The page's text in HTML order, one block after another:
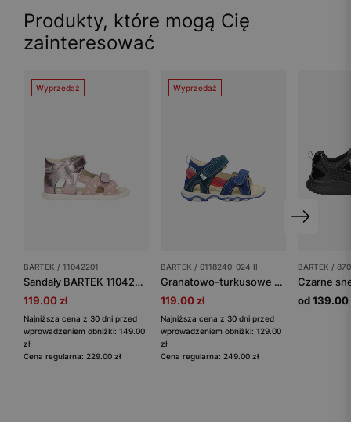
Produkty, które mogą Cię
zainteresować
Wyprzedaż
BARTEK / 11042201
Sandały BARTEK 11042201, dla dziewcząt, różowy
119.00 zł
Najniższa cena z 30 dni przed
wprowadzeniem obniżki: 149.00
zł
Cena regularna: 229.00 zł
Wyprzedaż
BARTEK / 0118240-024 II
Granatowo-turkusowe sandały dziecięce na rzepy z czerwonymi akcentami BARTEK 0118240-024 II
119.00 zł
Najniższa cena z 30 dni przed
wprowadzeniem obniżki: 129.00
zł
Cena regularna: 249.00 zł
BARTEK /
od 139.00